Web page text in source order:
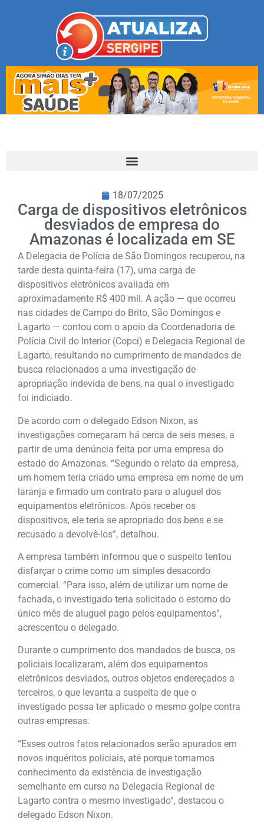
18/07/2025
Carga de dispositivos eletrônicos
desviados de empresa do
Amazonas é localizada em SE
A Delegacia de Polícia de São Domingos recuperou, na
tarde desta quinta-feira (17), uma carga de
dispositivos eletrônicos avaliada em
aproximadamente R$ 400 mil. A ação — que ocorreu
nas cidades de Campo do Brito, São Domingos e
Lagarto — contou com o apoio da Coordenadoria de
Polícia Civil do Interior (Copci) e Delegacia Regional de
Lagarto, resultando no cumprimento de mandados de
busca relacionados a uma investigação de
apropriação indevida de bens, na qual o investigado
foi indiciado.
De acordo com o delegado Edson Nixon, as
investigações começaram há cerca de seis meses, a
partir de uma denúncia feita por uma empresa do
estado do Amazonas. “Segundo o relato da empresa,
um homem teria criado uma empresa em nome de um
laranja e firmado um contrato para o aluguel dos
equipamentos eletrônicos. Após receber os
dispositivos, ele teria se apropriado dos bens e se
recusado a devolvê-los”, detalhou.
A empresa também informou que o suspeito tentou
disfarçar o crime como um simples desacordo
comercial. “Para isso, além de utilizar um nome de
fachada, o investigado teria solicitado o estorno do
único mês de aluguel pago pelos equipamentos”,
acrescentou o delegado.
Durante o cumprimento dos mandados de busca, os
policiais localizaram, além dos equipamentos
eletrônicos desviados, outros objetos endereçados a
terceiros, o que levanta a suspeita de que o
investigado possa ter aplicado o mesmo golpe contra
outras empresas.
“Esses outros fatos relacionados serão apurados em
novos inquéritos policiais, até porque tomamos
conhecimento da existência de investigação
semelhante em curso na Delegacia Regional de
Lagarto contra o mesmo investigado”, destacou o
delegado Edson Nixon.